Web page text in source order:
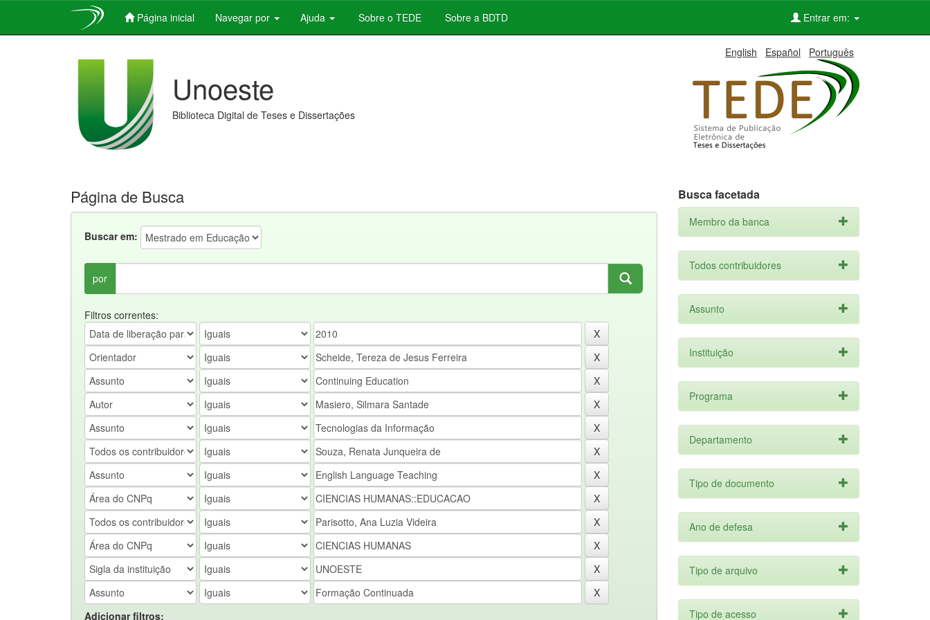
Página inicial Navegar por Ajuda Sobre o TEDE Sobre a BDTD Entrar em:
English Español Português
Unoeste
Biblioteca Digital de Teses e Dissertações
Página de Busca
Buscar em:
por
Filtros correntes:
Adicionar filtros:
Busca facetada
Membro da banca
Todos contribuidores
Assunto
Instituição
Programa
Departamento
Tipo de documento
Ano de defesa
Tipo de arquivo
Tipo de acesso